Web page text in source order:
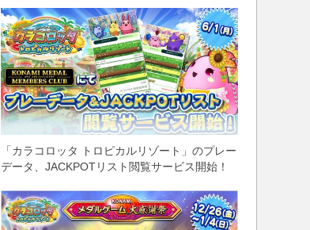
「カラコロッタ トロピカルリゾート」のプレー
データ、JACKPOTリスト閲覧サービス開始！